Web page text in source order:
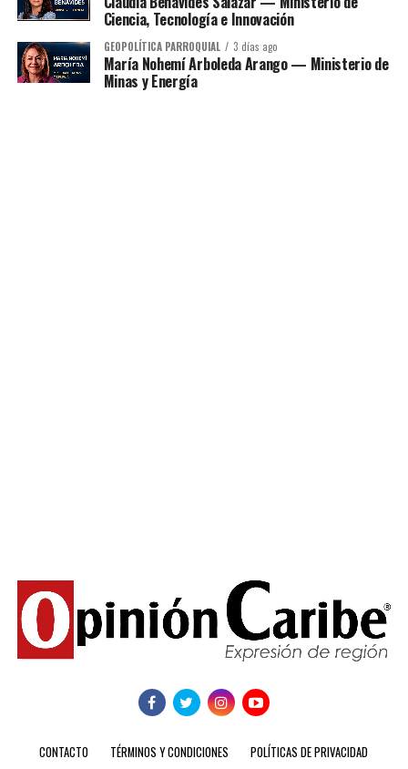
Ciencia, Tecnología e Innovación
GEOPOLÍTICA PARROQUIAL 3 días ago
María Nohemí Arboleda Arango — Ministerio de
Minas y Energía
CONTACTO TÉRMINOS Y CONDICIONES
POLÍTICAS DE PRIVACIDAD